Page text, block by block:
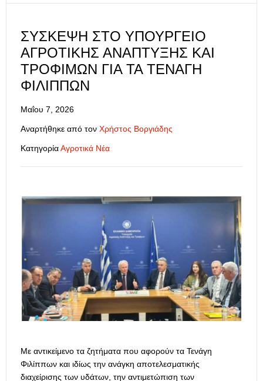
ΣΎΣΚΕΨΗ ΣΤΟ ΥΠΟΥΡΓΕΊΟ
ΑΓΡΟΤΙΚΉΣ ΑΝΆΠΤΥΞΗΣ ΚΑΙ
ΤΡΟΦΊΜΩΝ ΓΙΑ ΤΑ ΤΕΝΆΓΗ
ΦΙΛΊΠΠΩΝ
Μαΐου 7, 2026
Αναρτήθηκε από τον Χρήστος Βοργιάδης
ΚατηγορίαΑγροτικά Νέα
Με αντικείμενο τα ζητήματα που αφορούν τα Τενάγη
Φιλίππων και ιδίως την ανάγκη αποτελεσματικής
διαχείρισης των υδάτων, την αντιμετώπιση των